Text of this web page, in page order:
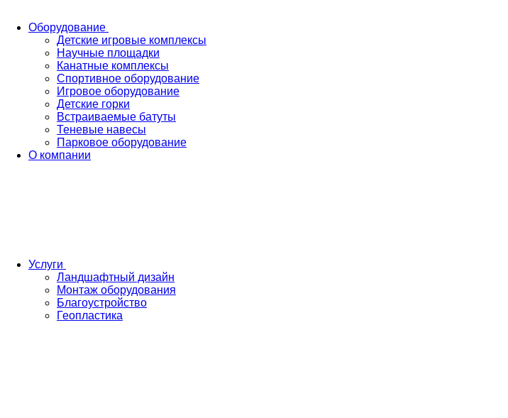
Оборудование
Детские игровые комплексы
Научные площадки
Канатные комплексы
Спортивное оборудование
Игровое оборудование
Детские горки
Встраиваемые батуты
Теневые навесы
Парковое оборудование
О компании
Услуги
Ландшафтный дизайн
Монтаж оборудования
Благоустройство
Геопластика